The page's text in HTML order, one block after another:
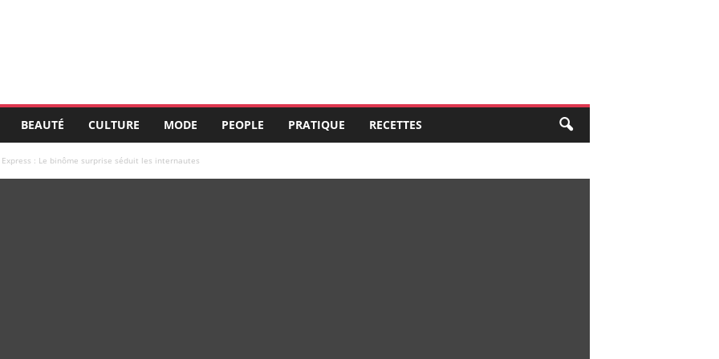
BEAUTÉ CULTURE MODE PEOPLE PRATIQUE RECETTES
Express : Le binôme surprise séduit les internautes